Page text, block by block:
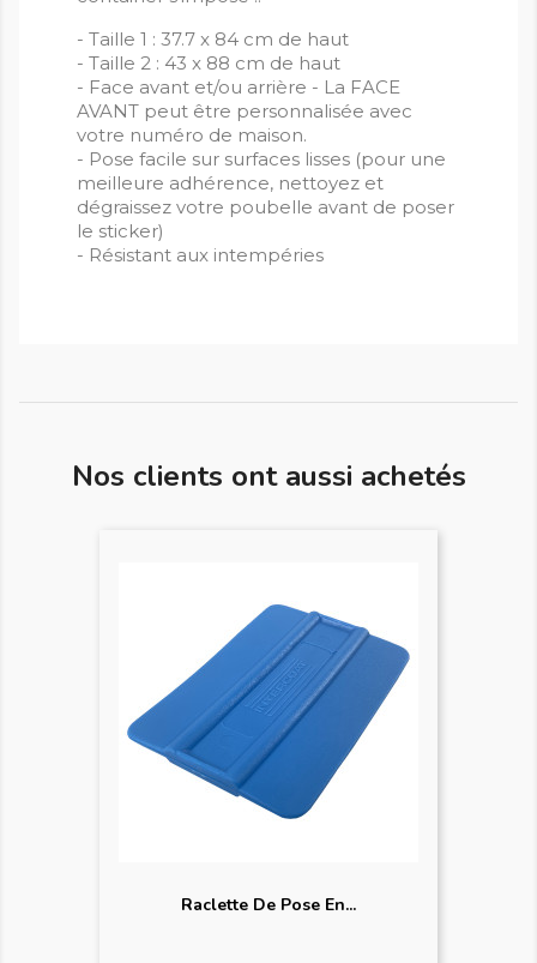
- Taille 1 : 37.7 x 84 cm de haut
- Taille 2 : 43 x 88 cm de haut
- Face avant et/ou arrière - La FACE
AVANT peut être personnalisée avec
votre numéro de maison.
- Pose facile sur surfaces lisses (pour une
meilleure adhérence, nettoyez et
dégraissez votre poubelle avant de poser
le sticker)
- Résistant aux intempéries
Nos clients ont aussi achetés
Raclette De Pose En...